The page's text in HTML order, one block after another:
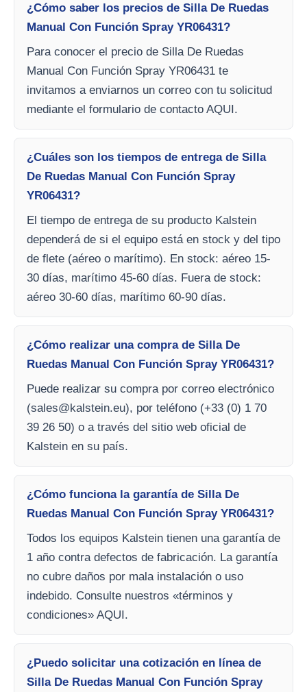
¿Cómo saber los precios de Silla De Ruedas
Manual Con Función Spray YR06431?
Para conocer el precio de Silla De Ruedas
Manual Con Función Spray YR06431 te
invitamos a enviarnos un correo con tu solicitud
mediante el formulario de contacto AQUI.
¿Cuáles son los tiempos de entrega de Silla
De Ruedas Manual Con Función Spray
YR06431?
El tiempo de entrega de su producto Kalstein
dependerá de si el equipo está en stock y del tipo
de flete (aéreo o marítimo). En stock: aéreo 15-
30 días, marítimo 45-60 días. Fuera de stock:
aéreo 30-60 días, marítimo 60-90 días.
¿Cómo realizar una compra de Silla De
Ruedas Manual Con Función Spray YR06431?
Puede realizar su compra por correo electrónico
(sales@kalstein.eu), por teléfono (+33 (0) 1 70
39 26 50) o a través del sitio web oficial de
Kalstein en su país.
¿Cómo funciona la garantía de Silla De
Ruedas Manual Con Función Spray YR06431?
Todos los equipos Kalstein tienen una garantía de
1 año contra defectos de fabricación. La garantía
no cubre daños por mala instalación o uso
indebido. Consulte nuestros «términos y
condiciones» AQUI.
¿Puedo solicitar una cotización en línea de
Silla De Ruedas Manual Con Función Spray